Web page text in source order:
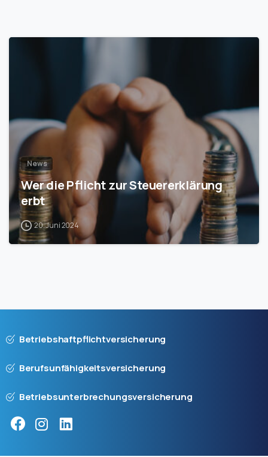
News
Wer die Pflicht zur Steuererklärung
erbt
20. Juni 2024
Betriebshaftpflichtversicherung
Berufsunfähigkeitsversicherung
Betriebsunterbrechungsversicherung